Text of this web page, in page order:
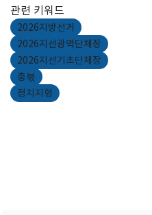
관련 키워드
2026지방선거
2026지선광역단체장
2026지선기초단체장
충붃
정치지형